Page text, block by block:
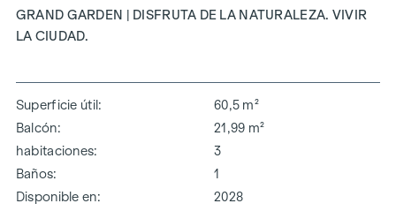
GRAND GARDEN | DISFRUTA DE LA NATURALEZA. VIVIR
LA CIUDAD.
Superficie útil
60,5 m²
Balcón
21,99 m²
habitaciones
3
Baños
1
Disponible en
2028